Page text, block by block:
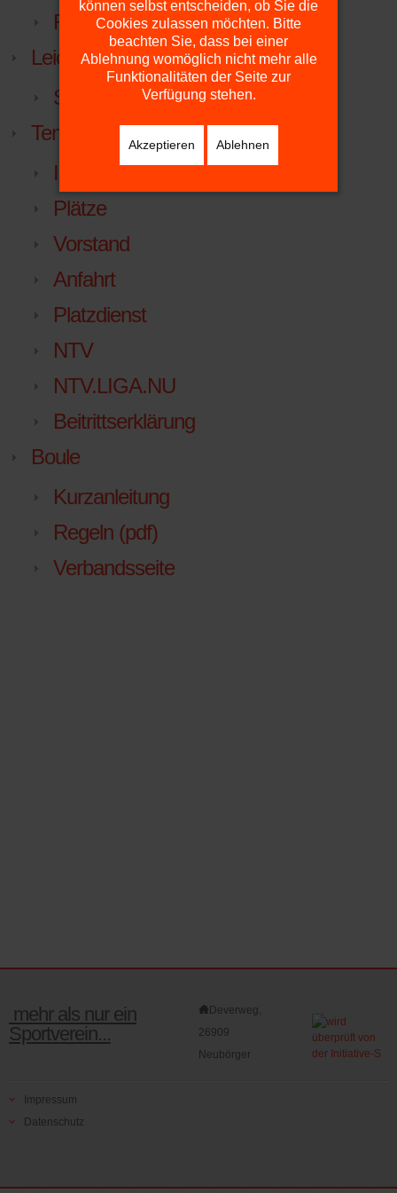
FuPa.net
Leichtathletik
Sportabzeichen
Tennis
Inklusiver Familien-Erlebnistag
Plätze
Vorstand
Anfahrt
Platzdienst
NTV
NTV.LIGA.NU
Beitrittserklärung
Boule
Kurzanleitung
Regeln (pdf)
Verbandsseite
mehr als nur ein
Sportverein...
Deverweg,
26909
Neubörger
Impressum
Datenschutz
können selbst entscheiden, ob Sie die
Cookies zulassen möchten. Bitte
beachten Sie, dass bei einer
Ablehnung womöglich nicht mehr alle
Funktionalitäten der Seite zur
Verfügung stehen.
Akzeptieren Ablehnen